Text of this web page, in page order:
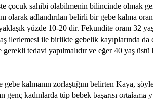
İlerleyen yaşta
çocuk sahibi olabilmenin bilincinde olmak
olarak adlandırılan belirli bir gebe kalma
yüzde 10-20 dir. Fekundite oranı 32
ilerlemesi ile birlikte gebelik kayıplarında
gerekli tedavi yapılmalıdır ve eğer 40 yaş
gebe kalmanın zorlaştığını belirten Kaya,
genç kadınlarda tüp bebek başarısı